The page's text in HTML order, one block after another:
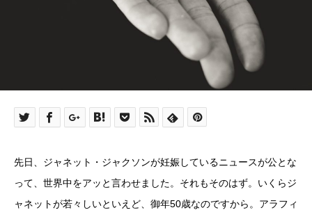
先日、ジャネット・ジャクソンが妊娠しているニュースが公とな
って、世界中をアッと言わせました。それもそのはず。いくらジ
ャネットが若々しいといえど、御年50歳なのですから。アラフィ